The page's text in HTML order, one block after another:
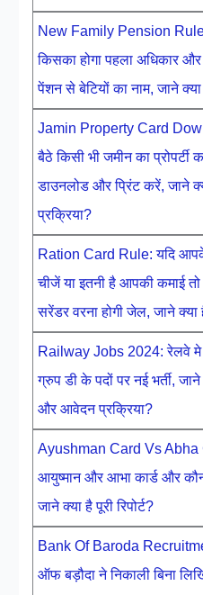
New Family Pension
किसका होगा पहला अधिकार और
पेंशन से बेटियों का नाम, जाने क्या
Jamin Property Card
बैठे किसी भी जमीन का प्रोपर्टी
डाउनलोड और प्रिंट करें, जाने
प्रक्रिया?
Ration Card Rule: यदि
चीजें या इतनी है आपकी कमाई तो
सरेंडर वरना होगी जेल, जाने क्या है
Railway Jobs 2024: रेलवे मे
ग्रुप डी के पदों पर नई भर्ती, जाने
और आवेदन प्रक्रिया?
Ayushman Card Vs Abha
आयुष्मान और आभा कार्ड और
जाने क्या है पूरी रिपोर्ट?
Bank Of Baroda
ऑफ बड़ौदा ने निकाली बिना